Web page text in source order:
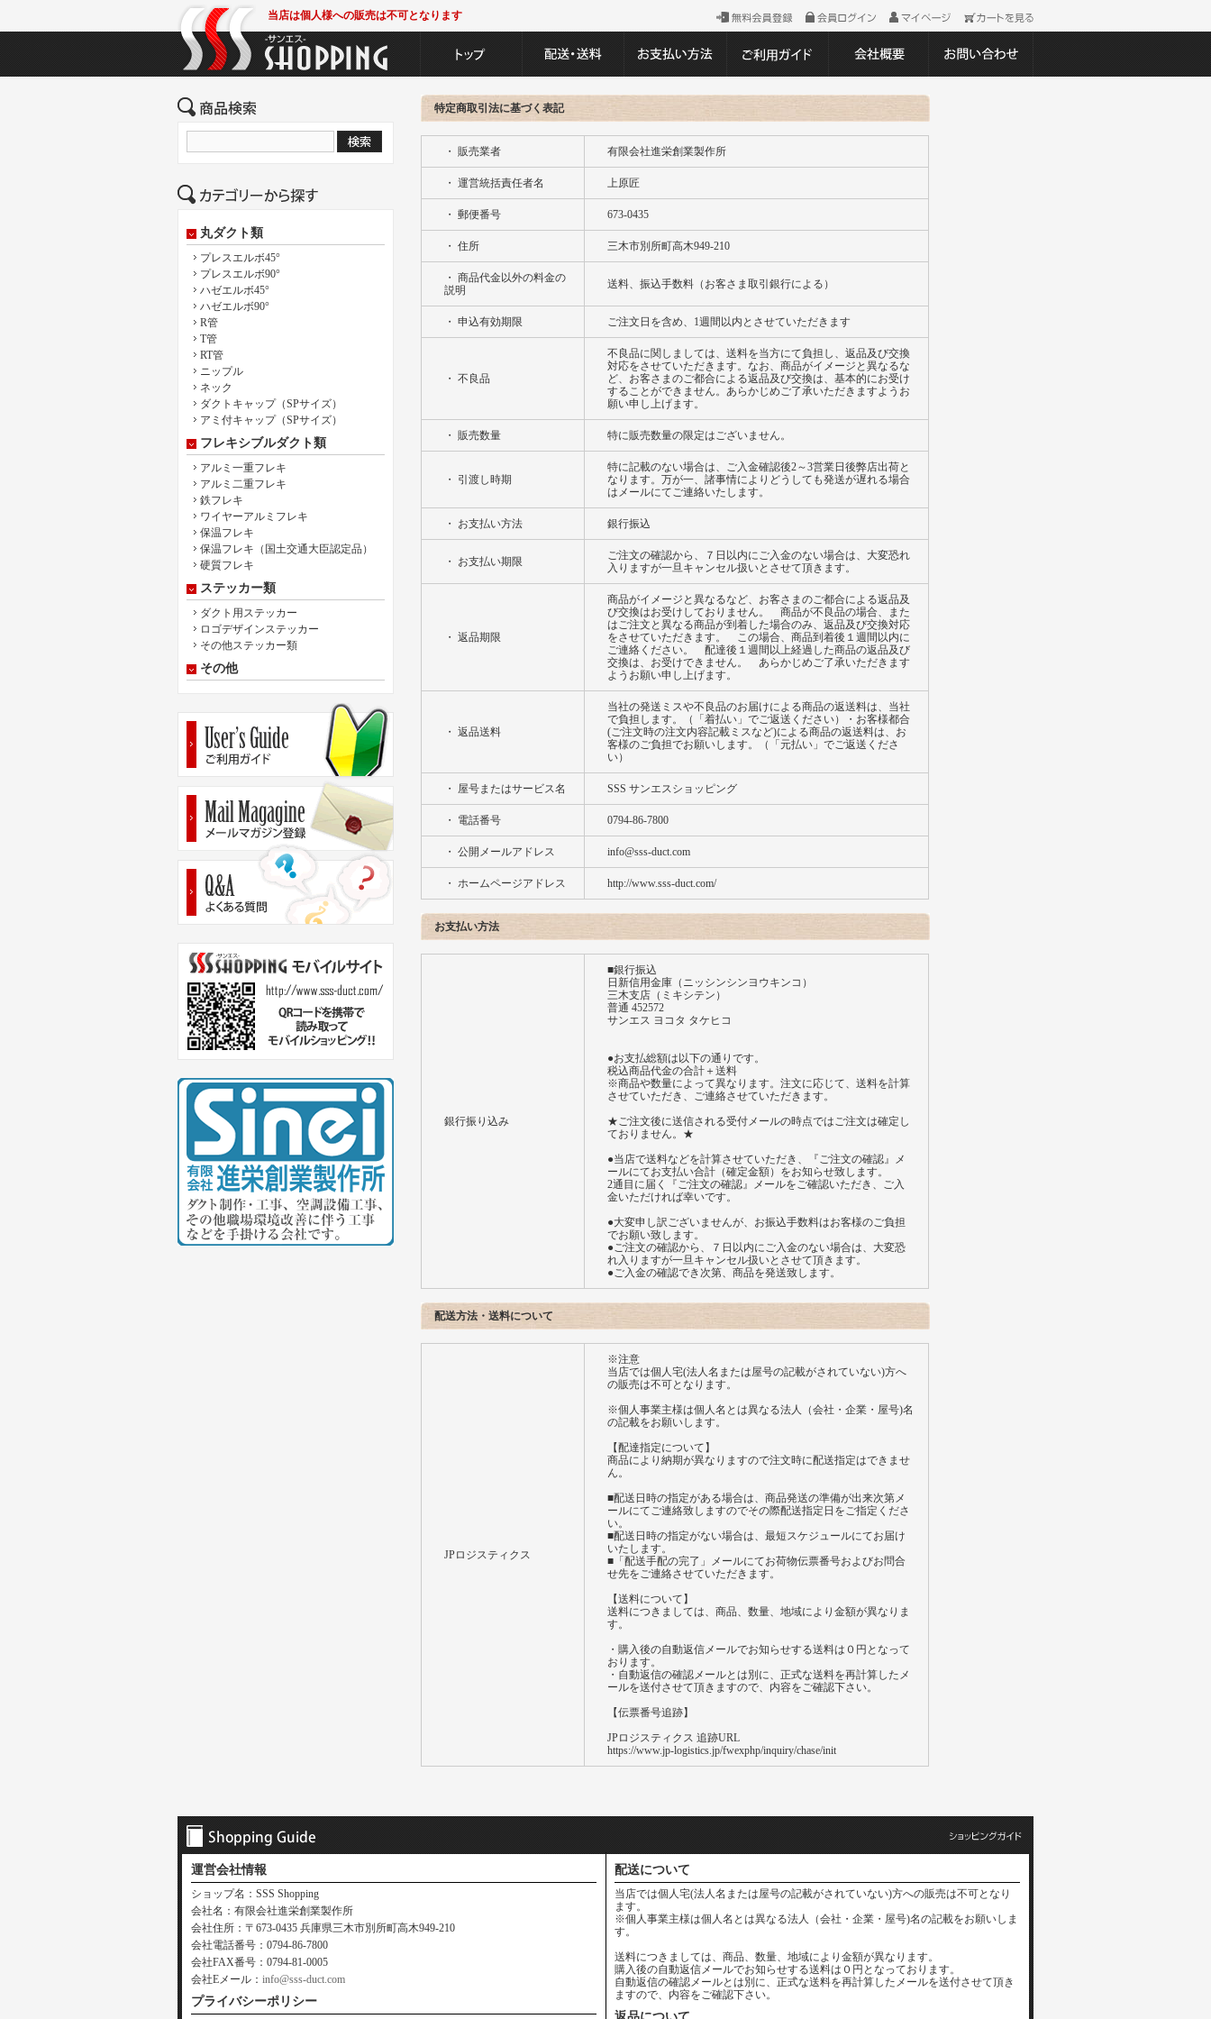
当店は個人様への販売は不可となります
丸ダクト類
プレスエルボ45°
プレスエルボ90°
ハゼエルボ45°
ハゼエルボ90°
R管
T管
RT管
ニップル
ネック
ダクトキャップ（SPサイズ）
アミ付キャップ（SPサイズ）
フレキシブルダクト類
アルミ一重フレキ
アルミ二重フレキ
鉄フレキ
ワイヤーアルミフレキ
保温フレキ
保温フレキ（国土交通大臣認定品）
硬質フレキ
ステッカー類
ダクト用ステッカー
ロゴデザインステッカー
その他ステッカー類
その他
特定商取引法に基づく表記
・ 販売業者 有限会社進栄創業製作所
・ 運営統括責任者名 上原匠
・ 郵便番号 673-0435
・ 住所 三木市別所町高木949-210
・ 商品代金以外の料金の
説明
送料、振込手数料（お客さま取引銀行による）
・ 申込有効期限 ご注文日を含め、1週間以内とさせていただきます
・ 不良品
不良品に関しましては、送料を当方にて負担し、返品及び交換
対応をさせていただきます。なお、商品がイメージと異なるな
ど、お客さまのご都合による返品及び交換は、基本的にお受け
することができません。あらかじめご了承いただきますようお
願い申し上げます。
・ 販売数量 特に販売数量の限定はございません。
・ 引渡し時期
特に記載のない場合は、ご入金確認後2～3営業日後弊店出荷と
なります。万が一、諸事情によりどうしても発送が遅れる場合
はメールにてご連絡いたします。
・ お支払い方法 銀行振込
・ お支払い期限
ご注文の確認から、７日以内にご入金のない場合は、大変恐れ
入りますが一旦キャンセル扱いとさせて頂きます。
・ 返品期限
商品がイメージと異なるなど、お客さまのご都合による返品及
び交換はお受けしておりません。 商品が不良品の場合、また
はご注文と異なる商品が到着した場合のみ、返品及び交換対応
をさせていただきます。 この場合、商品到着後１週間以内に
ご連絡ください。 配達後１週間以上経過した商品の返品及び
交換は、お受けできません。 あらかじめご了承いただきます
ようお願い申し上げます。
・ 返品送料
当社の発送ミスや不良品のお届けによる商品の返送料は、当社
で負担します。（「着払い」でご返送ください）・お客様都合
(ご注文時の注文内容記載ミスなど)による商品の返送料は、お
客様のご負担でお願いします。（「元払い」でご返送くださ
い）
・ 屋号またはサービス名 SSS サンエスショッピング
・ 電話番号 0794-86-7800
・ 公開メールアドレス info@sss-duct.com
・ ホームページアドレス http://www.sss-duct.com/
お支払い方法
銀行振り込み
■銀行振込
日新信用金庫（ニッシンシンヨウキンコ）
三木支店（ミキシテン）
普通 452572
サンエス ヨコタ タケヒコ
●お支払総額は以下の通りです。
税込商品代金の合計＋送料
※商品や数量によって異なります。注文に応じて、送料を計算
させていただき、ご連絡させていただきます。
★ご注文後に送信される受付メールの時点ではご注文は確定し
ておりません。★
●当店で送料などを計算させていただき、『ご注文の確認』メ
ールにてお支払い合計（確定金額）をお知らせ致します。
2通目に届く『ご注文の確認』メールをご確認いただき、ご入
金いただければ幸いです。
●大変申し訳ございませんが、お振込手数料はお客様のご負担
でお願い致します。
●ご注文の確認から、７日以内にご入金のない場合は、大変恐
れ入りますが一旦キャンセル扱いとさせて頂きます。
●ご入金の確認でき次第、商品を発送致します。
配送方法・送料について
JPロジスティクス
※注意
当店では個人宅(法人名または屋号の記載がされていない)方へ
の販売は不可となります。
※個人事業主様は個人名とは異なる法人（会社・企業・屋号)名
の記載をお願いします。
【配達指定について】
商品により納期が異なりますので注文時に配送指定はできませ
ん。
■配送日時の指定がある場合は、商品発送の準備が出来次第メ
ールにてご連絡致しますのでその際配送指定日をご指定くださ
い。
■配送日時の指定がない場合は、最短スケジュールにてお届け
いたします。
■「配送手配の完了」メールにてお荷物伝票番号およびお問合
せ先をご連絡させていただきます。
【送料について】
送料につきましては、商品、数量、地域により金額が異なりま
す。
・購入後の自動返信メールでお知らせする送料は０円となって
おります。
・自動返信の確認メールとは別に、正式な送料を再計算したメ
ールを送付させて頂きますので、内容をご確認下さい。
【伝票番号追跡】
JPロジスティクス 追跡URL
https://www.jp-logistics.jp/fwexphp/inquiry/chase/init
運営会社情報
ショップ名：SSS Shopping
会社名：有限会社進栄創業製作所
会社住所：〒673-0435 兵庫県三木市別所町高木949-210
会社電話番号：0794-86-7800
会社FAX番号：0794-81-0005
会社Eメール： info@sss-duct.com
プライバシーポリシー
配送について
当店では個人宅(法人名または屋号の記載がされていない)方への販売は不可となり
ます。
※個人事業主様は個人名とは異なる法人（会社・企業・屋号)名の記載をお願いしま
す。
送料につきましては、商品、数量、地域により金額が異なります。
購入後の自動返信メールでお知らせする送料は０円となっております。
自動返信の確認メールとは別に、正式な送料を再計算したメールを送付させて頂き
ますので、内容をご確認下さい。